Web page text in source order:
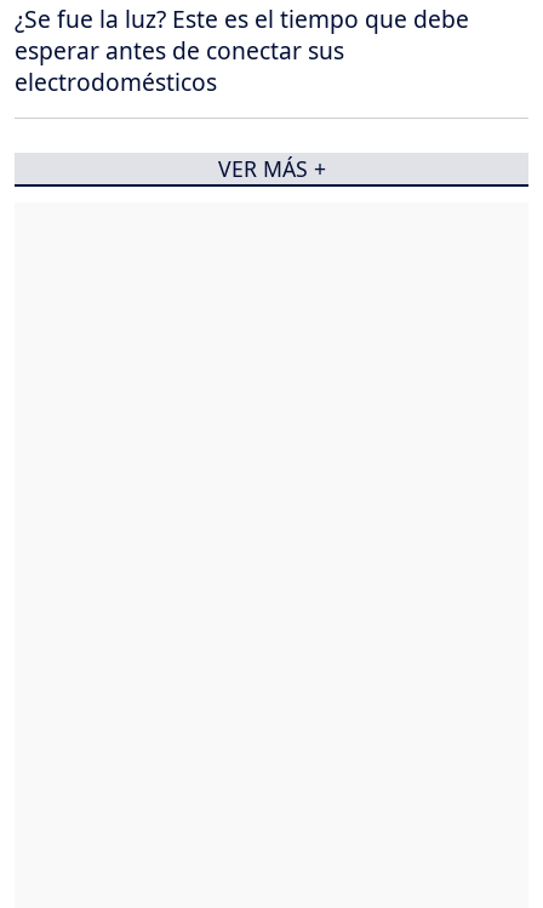
¿Se fue la luz? Este es el tiempo que debe
esperar antes de conectar sus
electrodomésticos
VER MÁS +